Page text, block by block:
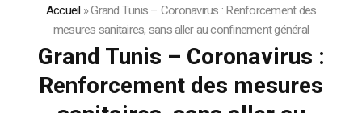
Accueil »Grand Tunis – Coronavirus : Renforcement des
mesures sanitaires, sans aller au confinement général
Grand Tunis – Coronavirus :
Renforcement des mesures